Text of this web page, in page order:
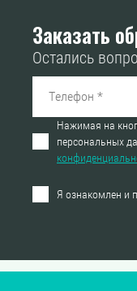
Заказать
Остались
Нажимая на
персональных
Я ознакомлен и